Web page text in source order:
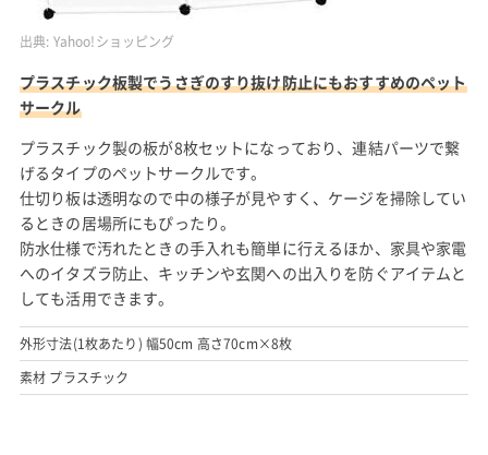
出典: Yahoo!ショッピング
プラスチック板製でうさぎのすり抜け防止にもおすすめのペット
サークル
プラスチック製の板が8枚セットになっており、連結パーツで繋
げるタイプのペットサークルです。
仕切り板は透明なので中の様子が見やすく、ケージを掃除してい
るときの居場所にもぴったり。
防水仕様で汚れたときの手入れも簡単に行えるほか、家具や家電
へのイタズラ防止、キッチンや玄関への出入りを防ぐアイテムと
しても活用できます。
外形寸法(1枚あたり) 幅50cm 高さ70cm×8枚
素材 プラスチック